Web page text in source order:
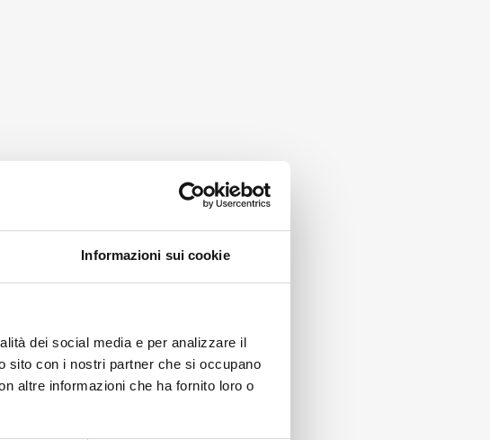
Informazioni sui cookie
dei social media e per analizzare il
sito con i nostri partner che si occupano
altre informazioni che ha fornito loro o